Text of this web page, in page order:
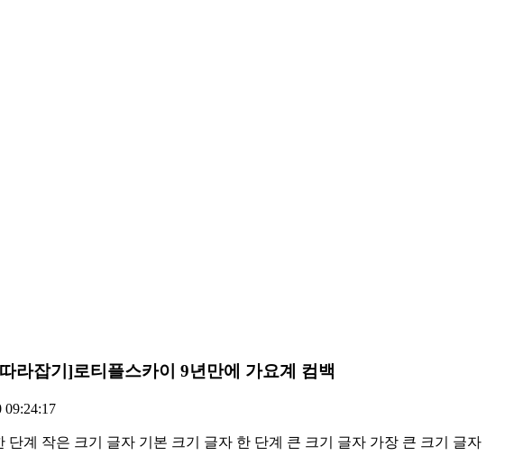
라잡기]로티플스카이 9년만에 가요계 컴백
09:24:17
단계 작은 크기 글자 기본 크기 글자 한 단계 큰 크기 글자 가장 큰 크기 글자